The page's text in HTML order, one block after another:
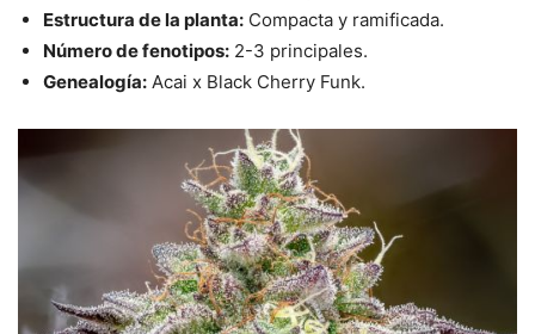
Estructura de la planta: Compacta y ramificada.
Número de fenotipos: 2-3 principales.
Genealogía: Acai x Black Cherry Funk.